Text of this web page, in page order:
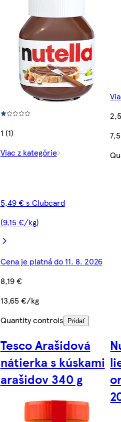
1 (1)
Viac z kategórie
5,49 € s Clubcard
(9,15 €/kg)
Cena je platná do 11. 8. 2026
8,19 €
13,65 €/kg
Quantity controls
Pridať
Tesco Arašidová
nátierka s kúskami
arašidov 340 g